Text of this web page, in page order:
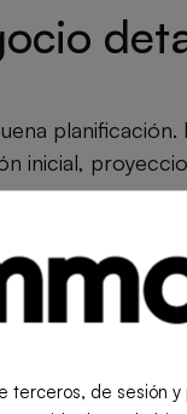
planificación.
inicial,
local y el
terceros, de sesión